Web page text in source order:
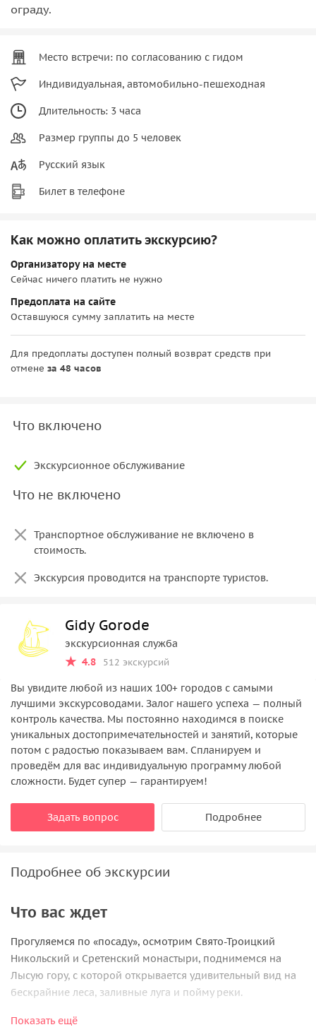
ограду.
Место встречи: по согласованию с гидом
Индивидуальная, автомобильно-пешеходная
Длительность: 3 часа
Размер группы до 5 человек
Русский язык
Билет в телефоне
Как можно оплатить экскурсию?
Организатору на месте
Сейчас ничего платить не нужно
Предоплата на сайте
Оставшуюся сумму заплатить на месте
Для предоплаты доступен полный возврат средств при
отмене за 48 часов
Что включено
Экскурсионное обслуживание
Что не включено
Транспортное обслуживание не включено в
стоимость.
Экскурсия проводится на транспорте туристов.
Gidy Gorode
экскурсионная служба
4.8
512 экскурсий
Вы увидите любой из наших 100+ городов с самыми
лучшими экскурсоводами. Залог нашего успеха — полный
контроль качества. Мы постоянно находимся в поиске
уникальных достопримечательностей и занятий, которые
потом с радостью показываем вам. Спланируем и
проведём для вас индивидуальную программу любой
сложности. Будет супер — гарантируем!
Задать вопрос Подробнее
Подробнее об экскурсии
Что вас ждет
Прогуляемся по «посаду», осмотрим Свято-Троицкий
Никольский и Сретенский монастыри, поднимемся на
Лысую гору, с которой открывается удивительный вид на
бескрайние леса, заливные луга и пойму реки.
Знаменский женский монастырь
Показать ещё